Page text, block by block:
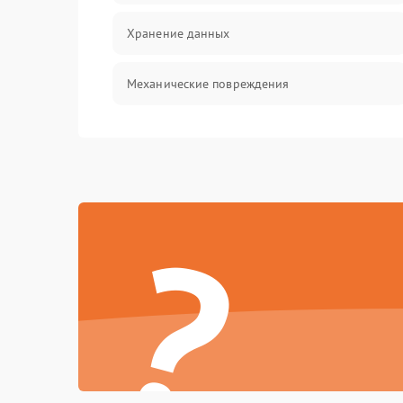
Хранение данных
Механические повреждения
Корпус/Герметичность
Электронные компоненты
?